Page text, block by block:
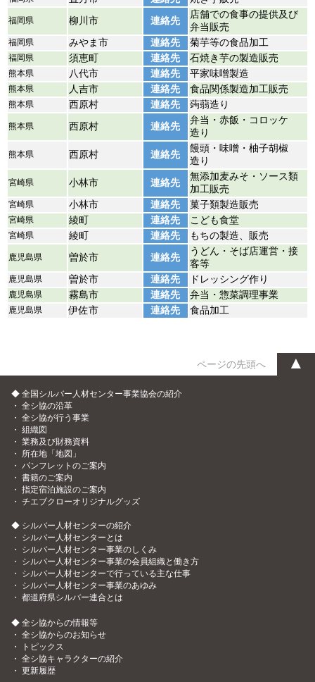
福岡県 柳川市 連絡先
店舗での食事の提供及び
弁当販売
福岡県 みやま市 連絡先 菊芋等の食品加工
福岡県 須恵町 連絡先 石焼き芋の製造販売
熊本県 八代市 連絡先 平家味噌製造
熊本県 人吉市 連絡先 食品関係製造加工販売
熊本県 西原村 連絡先 蒟蒻造り
熊本県 西原村 連絡先
弁当・赤飯・コロッケ
造り
熊本県 西原村 連絡先
饅頭・味噌・柚子胡椒
造り
宮崎県 小林市 連絡先
無添加麦みそ・ソース類
加工販売
宮崎県 小林市 連絡先 菓子類製造販売
宮崎県 綾町 連絡先 こども食堂
宮崎県 綾町 連絡先 もちの製造、販売
鹿児島県 曽於市 連絡先
うどん・そば店運営・接
客等
鹿児島県 曽於市 連絡先 ドレッシング作り
鹿児島県 霧島市 連絡先 弁当・惣菜調理事業
鹿児島県 伊佐市 連絡先 食品加工
ページの先頭へ ▲
◆ 全国シルバー人材センター事業協会の紹介
・全シ協の沿革
・全シ協が行う事業
・組織図
・業務及び財務資料
・ 所在地「地図」
・ パンフレットのご案内
・書籍のご案内
・指定宿泊施設のご案内
・チエブクローオリジナルグッズ
◆ シルバー人材センターの紹介
・ シルバー人材センターとは
・ シルバー人材センター事業のしくみ
・ シルバー人材センター事業の会員組織と働き方
・ シルバー人材センターで行っている主な仕事
・ シルバー人材センター事業のあゆみ
・都道府県シルバー連合とは
◆ 全シ協からの情報等
・全シ協からのお知らせ
・
トピックス
・全シ協キャラクターの紹介
・更新履歴